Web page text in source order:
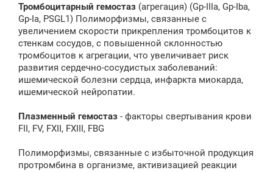
Тромбоцитарный гемостаз (агрегация) (Gp-IIIa, Gp-Iba,
Gp-Ia, PSGL1) Полиморфизмы, связанные с
увеличением скорости прикрепления тромбоцитов к
стенкам сосудов, с повышенной склонностью
тромбоцитов к агрегации, что увеличивает риск
развития сердечно-сосудистых заболеваний:
ишемической болезни сердца, инфаркта миокарда,
ишемической нейропатии.
Плазменный гемостаз - факторы свертывания крови
FII, FV, FXII, FXIII, FBG
Полиморфизмы, связанные с избыточной продукция
протромбина в организме, активизацией реакции